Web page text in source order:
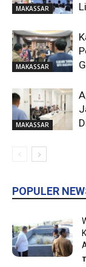
MAKASSAR
MAKASSAR
MAKASSAR
POPULER